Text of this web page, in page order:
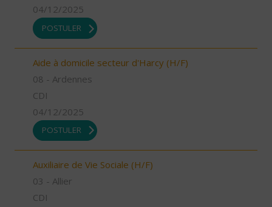
04/12/2025
POSTULER
Aide à domicile secteur d'Harcy (H/F)
08 - Ardennes
CDI
04/12/2025
POSTULER
Auxiliaire de Vie Sociale (H/F)
03 - Allier
CDI